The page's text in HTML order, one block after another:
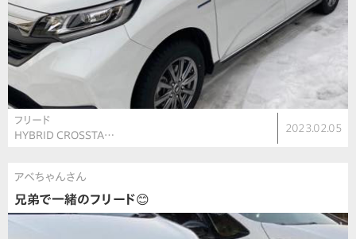
フリード
HYBRID CROSSTA…
2023.02.05
アベちゃんさん
兄弟で一緒のフリード😊